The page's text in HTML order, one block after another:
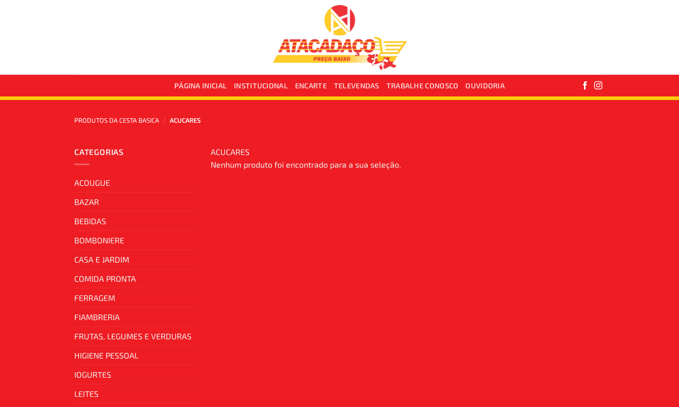
PÁGINA INICIAL INSTITUCIONAL ENCARTE TELEVENDAS TRABALHE CONOSCO OUVIDORIA
PRODUTOS DA CESTA BASICA / ACUCARES
CATEGORIAS
ACOUGUE
BAZAR
BEBIDAS
BOMBONIERE
CASA E JARDIM
COMIDA PRONTA
FERRAGEM
FIAMBRERIA
FRUTAS, LEGUMES E VERDURAS
HIGIENE PESSOAL
IOGURTES
LEITES
ACUCARES
Nenhum produto foi encontrado para a sua seleção.